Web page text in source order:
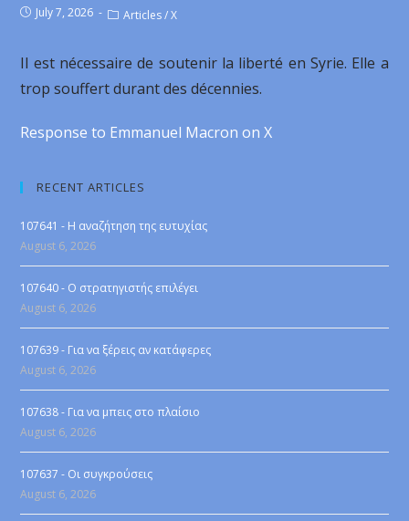
July 7, 2026 Articles / X
Il est nécessaire de soutenir la liberté en Syrie. Elle a
trop souffert durant des décennies.
Response to Emmanuel Macron on X
RECENT ARTICLES
107641 - Η αναζήτηση της ευτυχίας
August 6, 2026
107640 - Ο στρατηγιστής επιλέγει
August 6, 2026
107639 - Για να ξέρεις αν κατάφερες
August 6, 2026
107638 - Για να μπεις στο πλαίσιο
August 6, 2026
107637 - Οι συγκρούσεις
August 6, 2026